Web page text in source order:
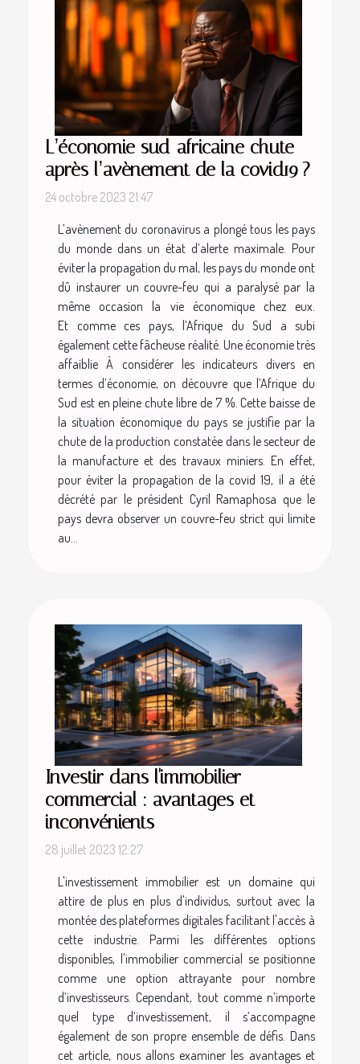
L’économie sud-africaine chute
après l’avènement de la covid19 ?
24 octobre 2023 21:47
L’avènement du coronavirus a plongé tous les pays
du monde dans un état d’alerte maximale. Pour
éviter la propagation du mal, les pays du monde ont
dû instaurer un couvre-feu qui a paralysé par la
même occasion la vie économique chez eux.
Et comme ces pays, l’Afrique du Sud a subi
également cette fâcheuse réalité. Une économie très
affaiblie À considérer les indicateurs divers en
termes d’économie, on découvre que l’Afrique du
Sud est en pleine chute libre de 7 %. Cette baisse de
la situation économique du pays se justifie par la
chute de la production constatée dans le secteur de
la manufacture et des travaux miniers. En effet,
pour éviter la propagation de la covid 19, il a été
décrété par le président Cyril Ramaphosa que le
pays devra observer un couvre-feu strict qui limite
au...
Investir dans l'immobilier
commercial : avantages et
inconvénients
28 juillet 2023 12:27
L'investissement immobilier est un domaine qui
attire de plus en plus d'individus, surtout avec la
montée des plateformes digitales facilitant l'accès à
cette industrie. Parmi les différentes options
disponibles, l'immobilier commercial se positionne
comme une option attrayante pour nombre
d’investisseurs. Cependant, tout comme n’importe
quel type d’investissement, il s’accompagne
également de son propre ensemble de défis. Dans
cet article, nous allons examiner les avantages et